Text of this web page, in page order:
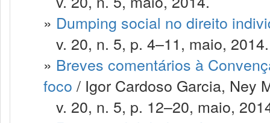
» Dumping social no direito
v. 20, n. 5, p. 4–11, maio, 2014.
» Breves comentários à
foco / Igor Cardoso Garcia, Ney
v. 20, n. 5, p. 12–20, maio,